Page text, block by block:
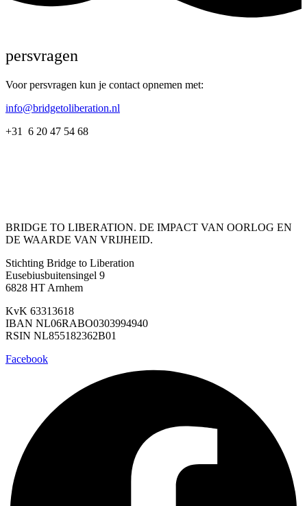
persvragen
Voor persvragen kun je contact opnemen met:
info@bridgetoliberation.nl
+31 6 20 47 54 68
BRIDGE TO LIBERATION. DE IMPACT VAN OORLOG EN
DE WAARDE VAN VRIJHEID.
Stichting Bridge to Liberation
Eusebiusbuitensingel 9
6828 HT Arnhem
KvK 63313618
IBAN NL06RABO0303994940
RSIN NL855182362B01
Facebook